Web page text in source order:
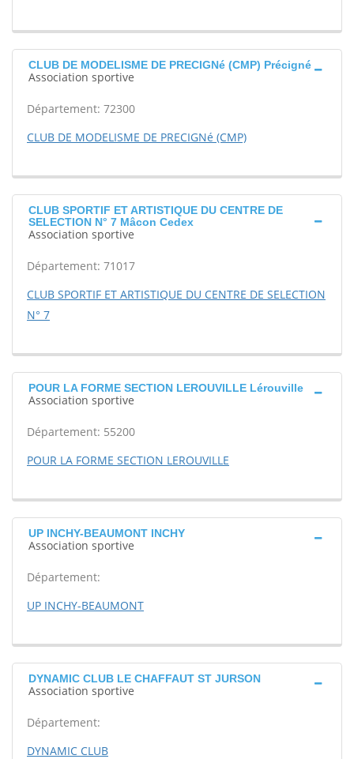
CLUB DE MODELISME DE PRECIGNé (CMP) Précigné
Association sportive
Département: 72300
CLUB DE MODELISME DE PRECIGNé (CMP)
CLUB SPORTIF ET ARTISTIQUE DU CENTRE DE
SELECTION N° 7 Mâcon Cedex
Association sportive
Département: 71017
CLUB SPORTIF ET ARTISTIQUE DU CENTRE DE SELECTION
N° 7
POUR LA FORME SECTION LEROUVILLE Lérouville
Association sportive
Département: 55200
POUR LA FORME SECTION LEROUVILLE
UP INCHY-BEAUMONT INCHY
Association sportive
Département:
UP INCHY-BEAUMONT
DYNAMIC CLUB LE CHAFFAUT ST JURSON
Association sportive
Département:
DYNAMIC CLUB